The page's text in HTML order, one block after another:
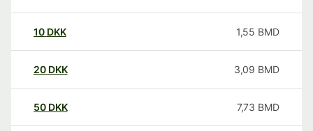
10 DKK 1,55 BMD
20 DKK 3,09 BMD
50 DKK 7,73 BMD